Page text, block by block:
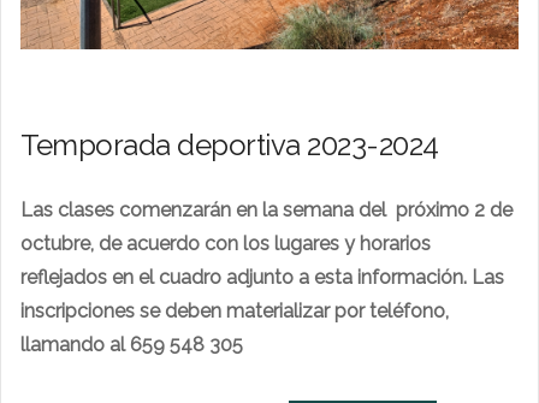
Temporada deportiva 2023-2024
Las clases comenzarán en la semana del próximo 2 de
octubre, de acuerdo con los lugares y horarios
reflejados en el cuadro adjunto a esta información. Las
inscripciones se deben materializar por teléfono,
llamando al 659 548 305